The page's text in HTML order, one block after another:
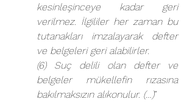
kesinleşinceye kadar geri
verilmez. İlgililer her zaman bu
tutanakları imzalayarak defter
ve belgeleri geri alabilirler.
(6) Suç delili olan defter ve
belgeler mükellefin rızasına
bakılmaksızın alıkonulur. (…)”